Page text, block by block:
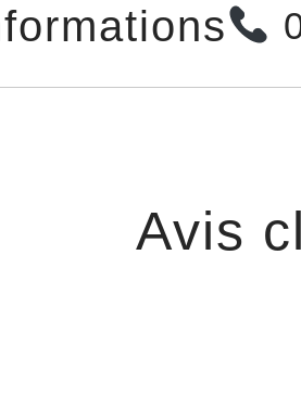
Avis